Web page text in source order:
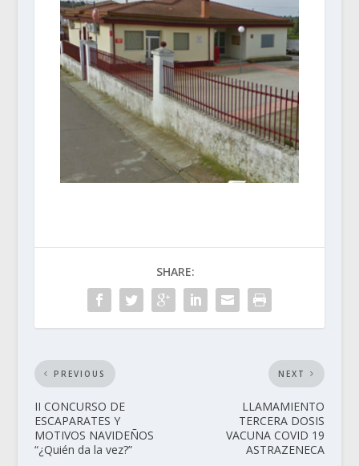
SHARE:
PREVIOUS
II CONCURSO DE
ESCAPARATES Y
MOTIVOS NAVIDEÑOS
“¿Quién da la vez?”
NEXT
LLAMAMIENTO
TERCERA DOSIS
VACUNA COVID 19
ASTRAZENECA